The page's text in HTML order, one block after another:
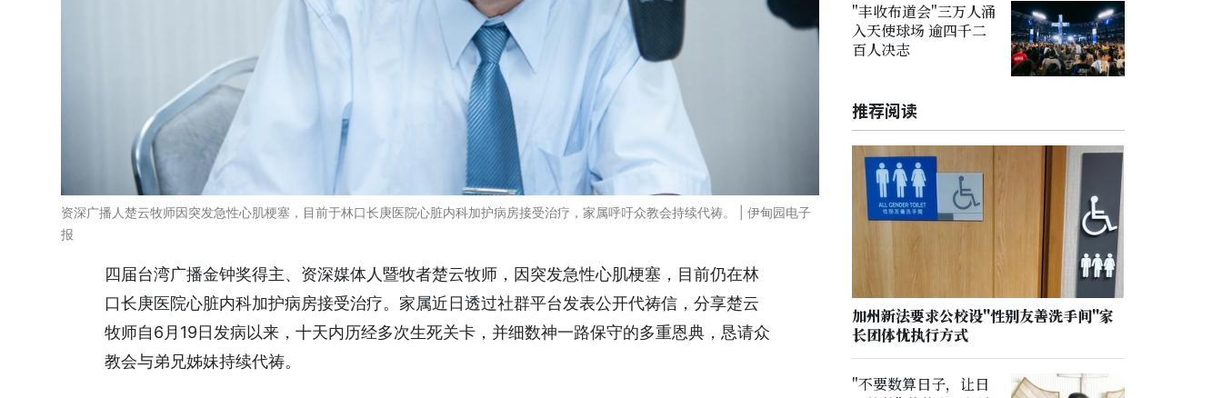
资深广播人楚云牧师因突发急性心肌梗塞，目前于林口长庚医院心脏内科加护病房接受治疗，家属呼吁众教会持续代祷。 | 伊甸园电子
报
四届台湾广播金钟奖得主、资深媒体人暨牧者楚云牧师，因突发急性心肌梗塞，目前仍在林
口长庚医院心脏内科加护病房接受治疗。家属近日透过社群平台发表公开代祷信，分享楚云
牧师自6月19日发病以来，十天内历经多次生死关卡，并细数神一路保守的多重恩典，恳请众
教会与弟兄姊妹持续代祷。
"丰收布道会"三万人涌
入天使球场 逾四千二
百人决志
推荐阅读
加州新法要求公校设"性别友善洗手间"家
长团体忧执行方式
"不要数算日子，让日